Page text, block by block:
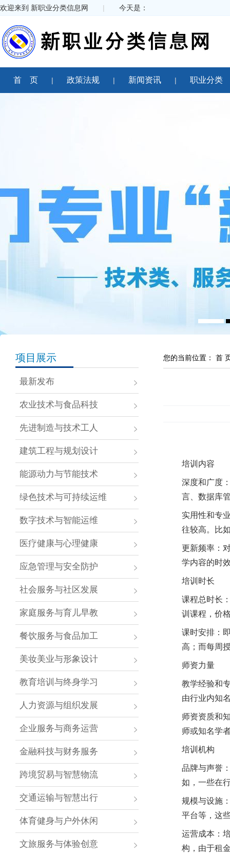
欢迎来到 新职业分类信息网 | 今天是：
首 页 政策法规 新闻资讯 职业分类
项目展示
最新发布
农业技术与食品科技
先进制造与技术工人
建筑工程与规划设计
能源动力与节能技术
绿色技术与可持续运维
数字技术与智能运维
医疗健康与心理健康
应急管理与安全防护
社会服务与社区发展
家庭服务与育儿早教
餐饮服务与食品加工
美妆美业与形象设计
教育培训与终身学习
人力资源与组织发展
企业服务与商务运营
金融科技与财务服务
跨境贸易与智慧物流
交通运输与智慧出行
体育健身与户外休闲
文旅服务与体验创意
您的当前位置： 首
培训内容
深度和广度
言、数据库
实用性和专
往较高。比
更新频率：
学内容的时
培训时长
课程总时长
训课程，价
课时安排：
高；而每周
师资力量
教学经验和
由行业内知
师资资质和
师或知名学
培训机构
品牌与声誉
如，一些在
规模与设施
平台等，这
运营成本：
构，由于租